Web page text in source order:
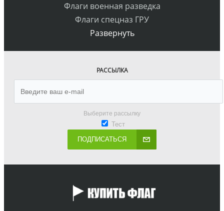
Флаги военная разведка
Флаги спецназ ГРУ
Развернуть
РАССЫЛКА
Выберите рассылку
Тест
ПОДПИСАТЬСЯ